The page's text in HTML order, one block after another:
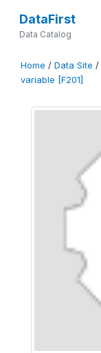
DataFirst
Data Catalog
Home / Data Site /
variable [F201]